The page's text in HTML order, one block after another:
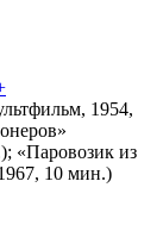
1954,
«Паровозик из
10 мин.)